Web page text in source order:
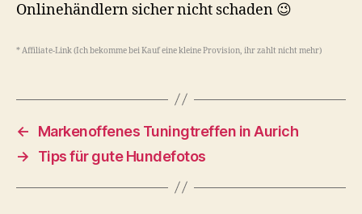
Onlinehändlern sicher nicht schaden 😉
* Affiliate-Link (Ich bekomme bei Kauf eine kleine Provision, ihr zahlt nicht mehr)
←
Markenoffenes Tuningtreffen in Aurich
→
Tips für gute Hundefotos